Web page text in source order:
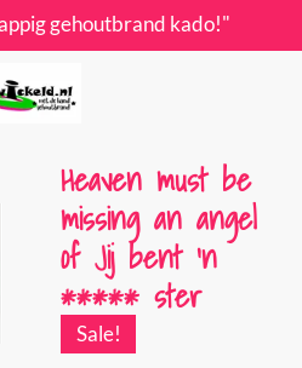
gehoutbrand kado!"
Heaven must be
missing an angel
of Jij bent 'n
***** ster
Sale!